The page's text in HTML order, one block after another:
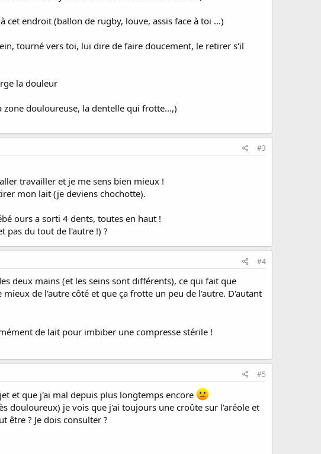
endroit (ballon de rugby, louve, assis face à toi ...)
tourné vers toi, lui dire de faire doucement, le retirer s'il
la douleur
douloureuse, la dentelle qui frotte...,)
#3
travailler et je me sens bien mieux !
mon lait (je deviens chochotte).
ours a sorti 4 dents, toutes en haut !
pas du tout de l'autre !) ?
#4
deux mains (et les seins sont différents), ce qui fait que
de l'autre côté et que ça frotte un peu de l'autre. D'autant
de lait pour imbiber une compresse stérile !
#5
et que j'ai mal depuis plus longtemps encore
douloureux) je vois que j'ai toujours une croûte sur l'aréole et
être ? Je dois consulter ?